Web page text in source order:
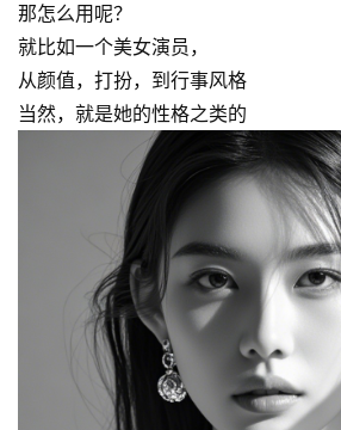
那怎么用呢？
就比如一个美女演员，
从颜值，打扮，到行事风格
当然，就是她的性格之类的